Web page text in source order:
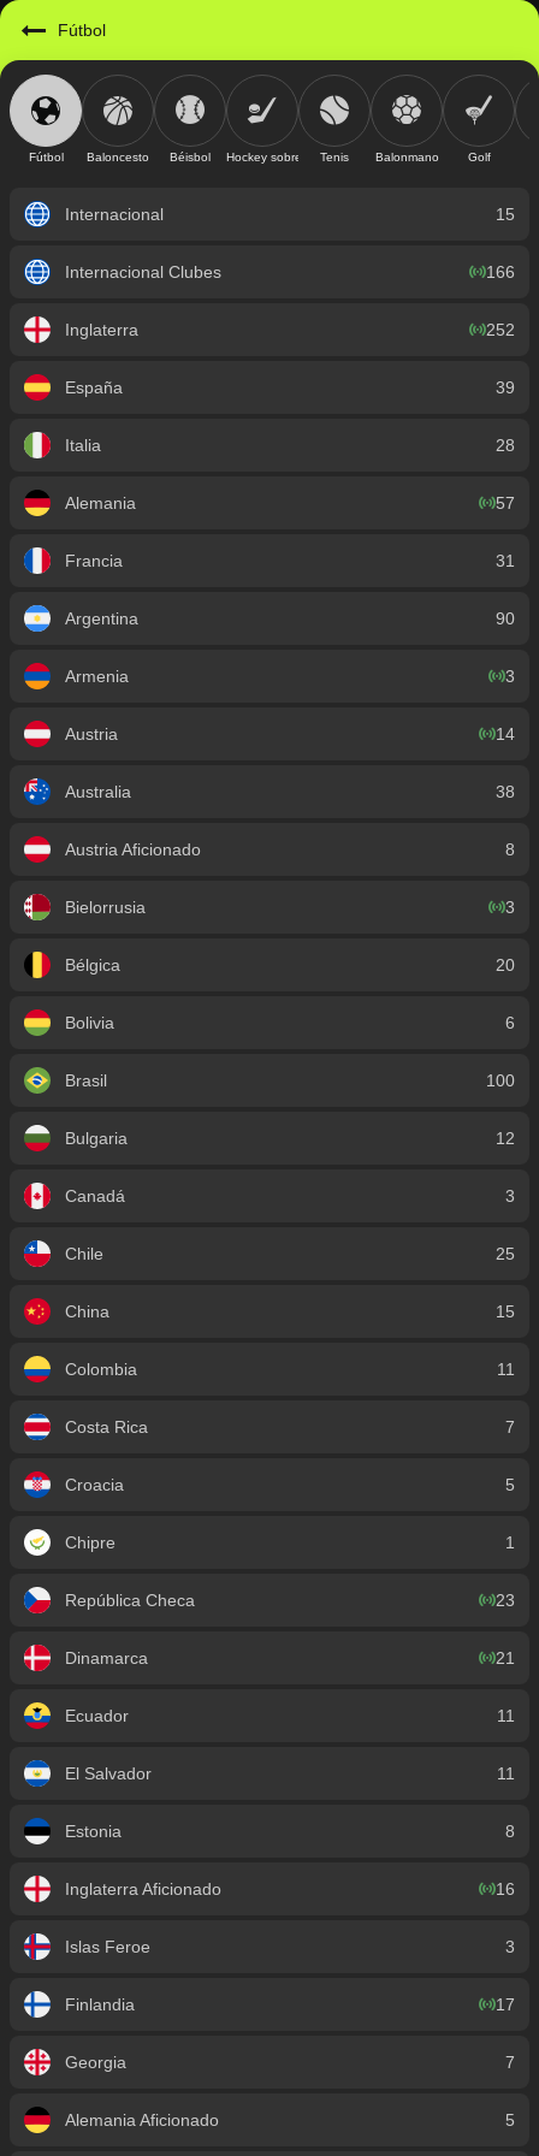
Fútbol
Fútbol Baloncesto Béisbol Hockey sobre hieloTenis Balonmano Golf
Internacional 15
Internacional Clubes 166
Inglaterra 252
España 39
Italia 28
Alemania 57
Francia 31
Argentina 90
Armenia 3
Austria 14
Australia 38
Austria Aficionado 8
Bielorrusia 3
Bélgica 20
Bolivia 6
Brasil 100
Bulgaria 12
Canadá 3
Chile 25
China 15
Colombia 11
Costa Rica 7
Croacia 5
Chipre 1
República Checa 23
Dinamarca 21
Ecuador 11
El Salvador 11
Estonia 8
Inglaterra Aficionado 16
Islas Feroe 3
Finlandia 17
Georgia 7
Alemania Aficionado 5
https://mobile.geniusbet.sv/sport/detail/futbol?id=1